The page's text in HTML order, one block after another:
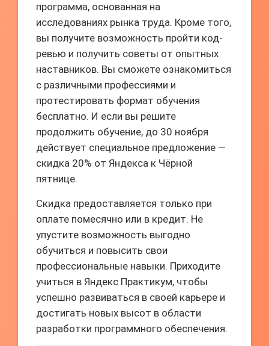
программа, основанная на
исследованиях рынка труда. Кроме того,
вы получите возможность пройти код-
ревью и получить советы от опытных
наставников. Вы сможете ознакомиться
с различными профессиями и
протестировать формат обучения
бесплатно. И если вы решите
продолжить обучение, до 30 ноября
действует специальное предложение —
скидка 20% от Яндекса к Чёрной
пятнице.
Скидка предоставляется только при
оплате помесячно или в кредит. Не
упустите возможность выгодно
обучиться и повысить свои
профессиональные навыки. Приходите
учиться в Яндекс Практикум, чтобы
успешно развиваться в своей карьере и
достигать новых высот в области
разработки программного обеспечения.